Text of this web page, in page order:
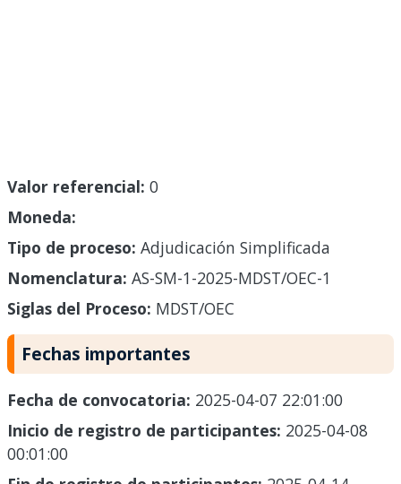
Valor referencial: 0
Moneda:
Tipo de proceso: Adjudicación Simplificada
Nomenclatura: AS-SM-1-2025-MDST/OEC-1
Siglas del Proceso: MDST/OEC
Fechas importantes
Fecha de convocatoria: 2025-04-07 22:01:00
Inicio de registro de participantes: 2025-04-08
00:01:00